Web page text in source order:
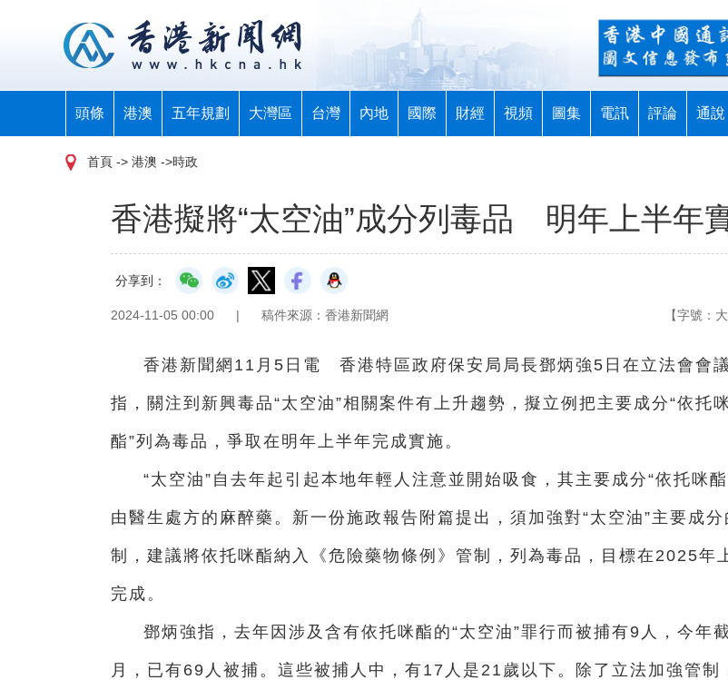
頭條 港澳 五年規劃 大灣區 台灣 內地 國際 財經 視頻 圖集 電訊 評論 通說
首頁 -> 港澳 ->時政
香港擬將“太空油”成分列毒品 明年上半年
分享到：
2024-11-05 00:00 | 稿件來源：香港新聞網 【字號： 大
香港新聞網11月5日電 香港特區政府保安局局長鄧炳強5日在立法會會
指，關注到新興毒品“太空油”相關案件有上升趨勢，擬立例把主要成分“依托
酯”列為毒品，爭取在明年上半年完成實施。
“太空油”自去年起引起本地年輕人注意並開始吸食，其主要成分“依托咪
由醫生處方的麻醉藥。新一份施政報告附篇提出，須加強對“太空油”主要成分
制，建議將依托咪酯納入《危險藥物條例》管制，列為毒品，目標在2025年
完成。
鄧炳強指，去年因涉及含有依托咪酯的“太空油”罪行而被捕有9人，今年
月，已有69人被捕。這些被捕人中，有17人是21歲以下。除了立法加強管制